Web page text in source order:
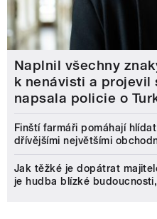
Naplnil všechny
k nenávisti a projevil
napsala policie o
Finští farmáři pomáhají
dřívějšími největšími
Jak těžké je dopátrat
je hudba blízké